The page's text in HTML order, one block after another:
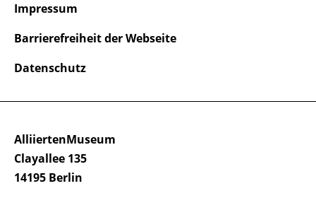
AlliiertenMuseum
Clayallee 135
14195 Berlin
Impressum
Barrierefreiheit der Webseite
Datenschutz